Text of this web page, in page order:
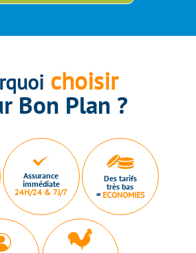
choisir
Bon Plan ?
Assurance
immédiate
24H/24 & 7J/7
Des tarifs
très bas
= ECONOMIES